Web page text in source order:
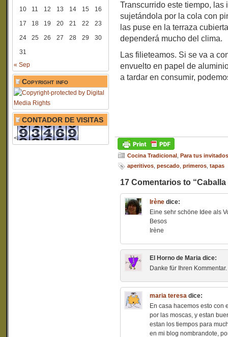
10
11 12 13 14 15
16
17
18 19 20 21 22
23
24
25 26 27 28 29
30
31
« Sep
Copyright info
CONTADOR DE VISITAS
<
Transcurrido este tiempo,
sujetándola por la cola con
las puse en la terraza
dependerá mucho del clima.
Las filieteamos. Si se va a
envuelto en papel de
a tardar en consumir,
Cocina Tradicional Para tus
aperitivos pescado primeros tapas
17 Comentarios to
Irène dice:
Eine sehr schöne Idee als
Besos
Irène
El Horno de Maria dice:
Danke für Ihren
maria teresa dice:
En casa hacemos esto con
por las moscas, y estan
estan los tiempos para
en mi blog nombrandote,